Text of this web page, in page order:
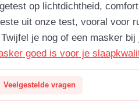
op lichtdichtheid,
uit onze test, vooral voor
je nog of een masker
goed is voor je
Veelgestelde vragen